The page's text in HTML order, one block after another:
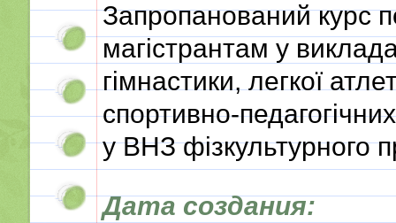
Запропанований курс
магістрантам у
гімнастики, легкої
спортивно-
у ВНЗ фізкультурного
Дата создания: